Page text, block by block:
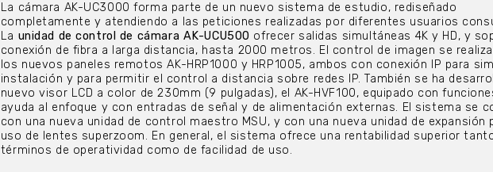
La cámara AK-UC3000 forma parte de un nuevo sistema de estudio, rediseñado
completamente y atendiendo a las peticiones realizadas por diferentes usuarios
La unidad de control de cámara AK-UCU500 ofrecer salidas simultáneas 4K y HD, y
conexión de fibra a larga distancia, hasta 2000 metros. El control de imagen se
los nuevos paneles remotos AK-HRP1000 y HRP1005, ambos con conexión IP para
instalación y para permitir el control a distancia sobre redes IP. También se ha
nuevo visor LCD a color de 230mm (9 pulgadas), el AK-HVF100, equipado con
ayuda al enfoque y con entradas de señal y de alimentación externas. El sistema se
con una nueva unidad de control maestro MSU, y con una nueva unidad de expansión
uso de lentes superzoom. En general, el sistema ofrece una rentabilidad superior
términos de operatividad como de facilidad de uso.